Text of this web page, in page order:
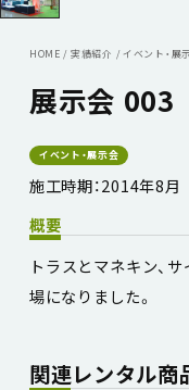
HOME / 実績紹介 / イベント・展
展示会 003
イベント・展示会
施工時期：2014年8月
概要
トラスとマネキン、
場になりました。
関連レンタル商